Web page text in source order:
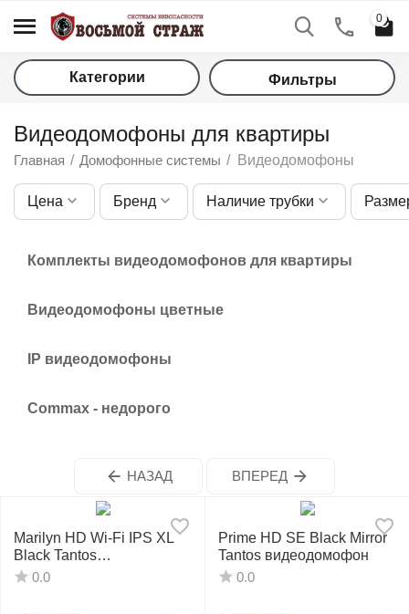
0
Категории Фильтры
Видеодомофоны для квартиры
Главная / Домофонные системы / Видеодомофоны
Цена Бренд Наличие трубки
Комплекты видеодомофонов для квартиры
Видеодомофоны цветные
IP видеодомофоны
Commax - недорого
НАЗАД ВПЕРЕД
Marilyn HD Wi-Fi IPS XL
Black Tantos
видеодомофон
0.0
Prime HD SE Black Mirror
Tantos видеодомофон
0.0